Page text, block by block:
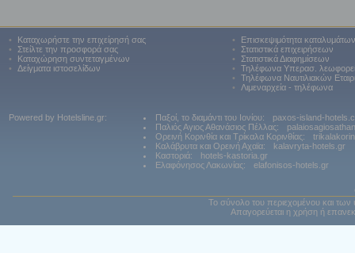
•
Καταχωρήστε την επιχείρησή σας
•
Στείλτε την προσφορά σας
•
Καταχώρηση συντεταγμένων
•
Δείγματα ιστοσελίδων
•
Επισκεψιμότητα καταλυμάτων
•
Στατιστικά επιχειρήσεων
•
Στατιστικά Διαφημίσεων
•
Τηλέφωνα Υπερασ.
•
Τηλέφωνα Ναυτιλιακών
•
Λιμεναρχεία - τηλέφωνα
Powered by Hotelsline.gr: Παξοί, το διαμάντι του Ιονίου:
paxos-island-
Παλιός Αγιος Αθανάσιος Πέλλας:
Ορεινή Κορινθία και Τρίκαλα Κορινθίας:
Καλάβρυτα και Ορεινή Αχαϊα:
kalavryta-hotels.gr
Καστοριά:
hotels-kastoria.gr
Ελαφόνησος Λακωνίας:
elafonisos-hotels.gr
Το σύνολο του περιεχομένου και των
Απαγορεύεται η χρήση ή